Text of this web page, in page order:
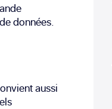
données.
aussi